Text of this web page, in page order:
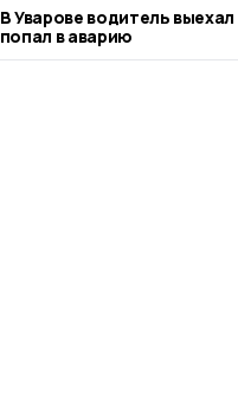
В Уварове водитель выехал
попал в аварию